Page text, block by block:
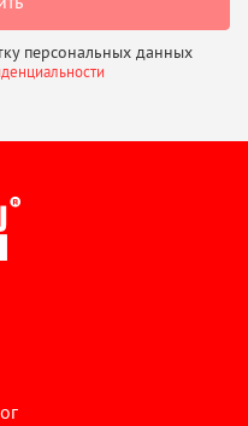
персональных данных